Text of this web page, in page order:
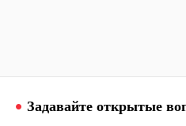
Задавайте открытые